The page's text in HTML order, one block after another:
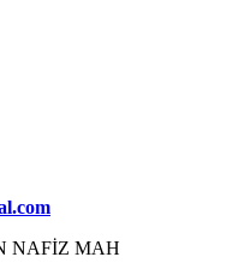
NAFİZ MAH